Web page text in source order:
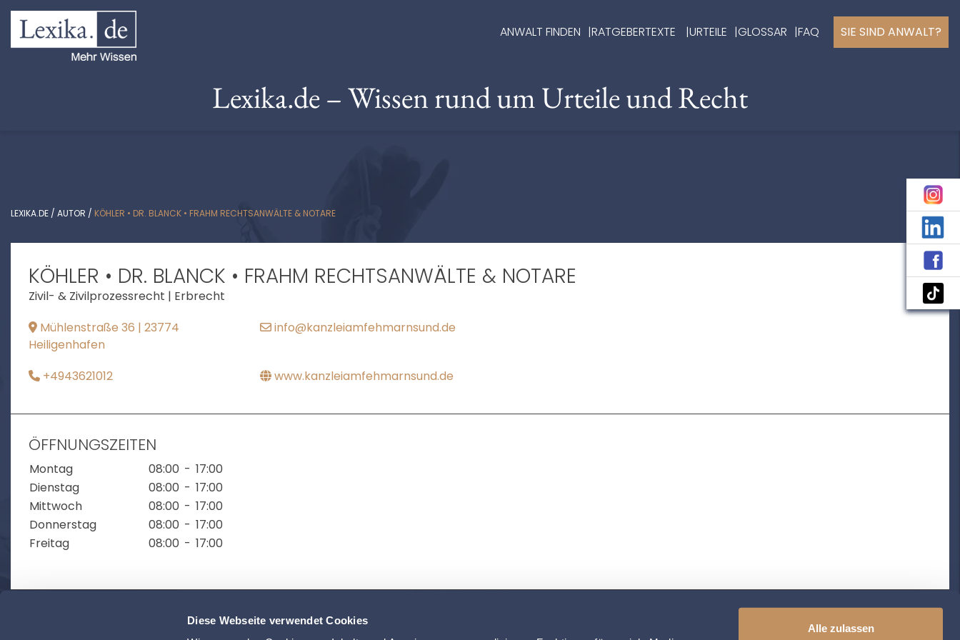
Diese Webseite verwendet Cookies
Alle zulassen
ANWALT FINDEN RATGEBERTEXTE URTEILE GLOSSAR FAQ SIE SIND ANWALT?
Lexika.de – Wissen rund um Urteile und Recht
LEXIKA.DE / AUTOR / KÖHLER • DR. BLANCK • FRAHM RECHTSANWÄLTE & NOTARE
KÖHLER • DR. BLANCK • FRAHM RECHTSANWÄLTE & NOTARE
Zivil- & Zivilprozessrecht | Erbrecht
Mühlenstraße 36 | 23774
Heiligenhafen
info@kanzleiamfehmarnsund.de
+4943621012 www.kanzleiamfehmarnsund.de
ÖFFNUNGSZEITEN
Montag 08:00 - 17:00
Dienstag
08:00 - 17:00
Mittwoch
08:00 - 17:00
Donnerstag
08:00 - 17:00
Freitag
08:00 - 17:00